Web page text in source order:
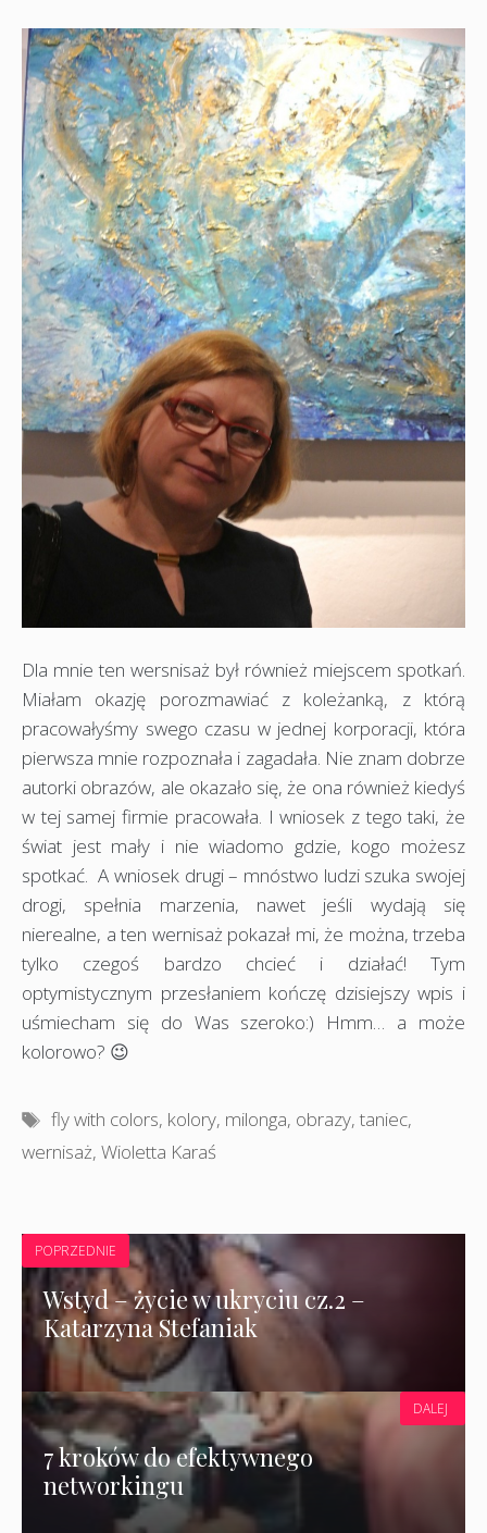
Dla mnie ten wersnisaż był również miejscem spotkań.
Miałam okazję porozmawiać z koleżanką, z którą
pracowałyśmy swego czasu w jednej korporacji, która
pierwsza mnie rozpoznała i zagadała. Nie znam dobrze
autorki obrazów, ale okazało się, że ona również kiedyś
w tej samej firmie pracowała. I wniosek z tego taki, że
świat jest mały i nie wiadomo gdzie, kogo możesz
spotkać. A wniosek drugi – mnóstwo ludzi szuka swojej
drogi, spełnia marzenia, nawet jeśli wydają się
nierealne, a ten wernisaż pokazał mi, że można, trzeba
tylko czegoś bardzo chcieć i działać! Tym
optymistycznym przesłaniem kończę dzisiejszy wpis i
uśmiecham się do Was szeroko:) Hmm… a może
kolorowo? 😉
Tagi
fly with colors, kolory, milonga, obrazy,taniec,
wernisaż, Wioletta Karaś
POPRZEDNIE
Wstyd – życie w ukryciu cz.2 –
Katarzyna Stefaniak
7 kroków do efektywnego
networkingu
DALEJ